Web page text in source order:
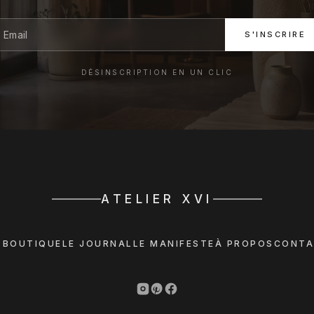
S'INSCRIRE
DÉSINSCRIPTION EN UN CLIC
ATELIER XVI
LE JOURNAL LE MANIFESTE À PROPOS